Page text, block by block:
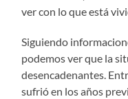
ver con lo que está
Siguiendo
podemos ver que la
desencadenantes.
sufrió en los años